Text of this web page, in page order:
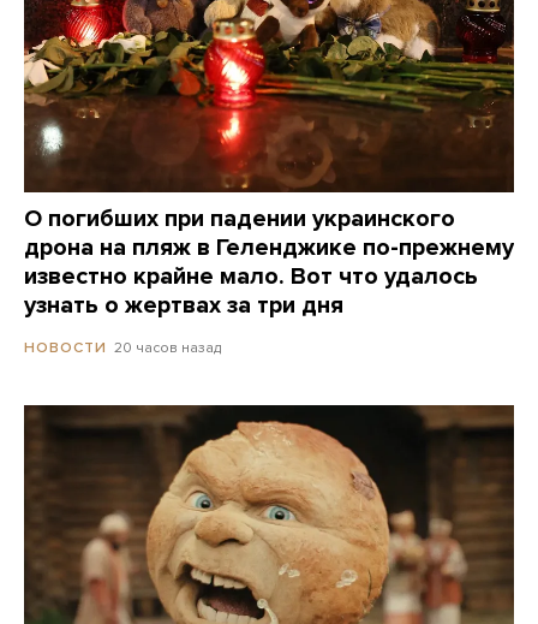
О погибших при падении украинского
дрона на пляж в Геленджике по-прежнему
известно крайне мало. Вот что удалось
узнать о жертвах за три дня
НОВОСТИ 20 часов назад